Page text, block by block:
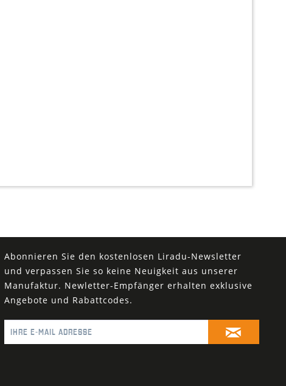
Abonnieren Sie den kostenlosen Liradu-Newsletter
und verpassen Sie so keine Neuigkeit aus unserer
Manufaktur. Newletter-Empfänger erhalten exklusive
Angebote und Rabattcodes.